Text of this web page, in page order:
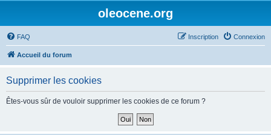
oleocene.org
FAQ Connexion
Inscription
Accueil du forum
Supprimer les cookies
Êtes-vous sûr de vouloir supprimer les cookies de ce forum ?